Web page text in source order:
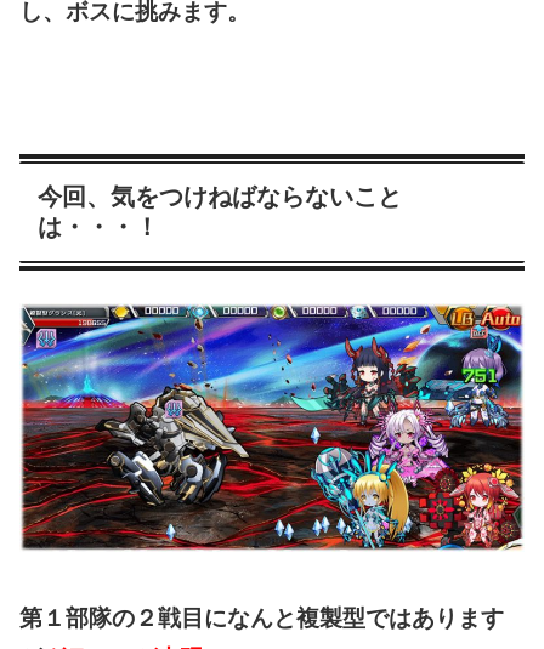
し、ボスに挑みます。
今回、気をつけねばならないこと
は・・・！
第１部隊の２戦目になんと複製型ではあります